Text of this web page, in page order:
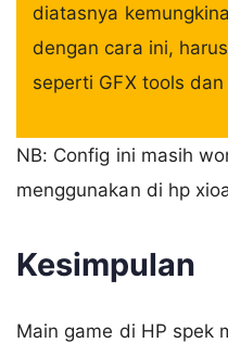
diatasnya
dengan cara ini,
seperti GFX tools
NB: Config ini masih
menggunakan di hp
Kesimpulan
Main game di HP spek